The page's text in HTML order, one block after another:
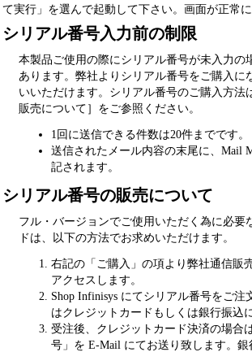
て実行」を選んで起動して下さい。画面が正常
シリアル番号入力前の制限
本製品ご使用の際にシリアル番号が未入力の
あります。弊社よりシリアル番号をご購入に
いいただけます。シリアル番号のご購入方法
販売について］をご参照ください。
1回に送信できる件数は20件までです。
送信されたメール内容の末尾に、Mail
記されます。
シリアル番号の販売について
フル・バージョンでご使用いただく為に必要
ドは、以下の方法でお求めいただけます。
右記の「ご購入」の項より弊社通信販
アクセスします。
Shop Infinisys にてシリアル番号をご
はクレジットカードもしくは銀行振込
受注後、クレジットカード決済の場合
号」を E-Mail にてお送り致します。